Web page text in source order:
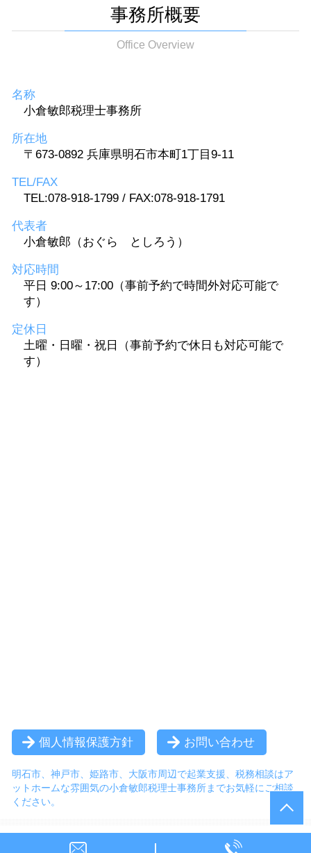
事務所概要
Office Overview
名称
小倉敏郎税理士事務所
所在地
〒673-0892 兵庫県明石市本町1丁目9-11
TEL/FAX
TEL:078-918-1799 / FAX:078-918-1791
代表者
小倉敏郎（おぐら としろう）
対応時間
平日 9:00～17:00（事前予約で時間外対応可能で
す）
定休日
土曜・日曜・祝日（事前予約で休日も対応可能で
す）
個人情報保護方針 お問い合わせ
明石市、神戸市、姫路市、大阪市周辺で起業支援、税務相談はア
ットホームな雰囲気の小倉敏郎税理士事務所までお気軽にご相談
ください。
© 小倉敏郎税理士事務所